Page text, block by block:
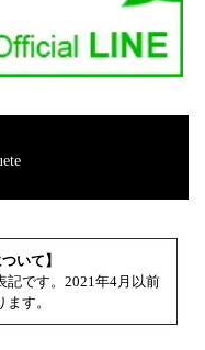
いて】
記です。2021年4月以前
す。